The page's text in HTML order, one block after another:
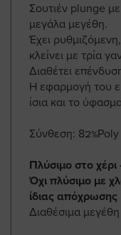
Σουτιέν plunge
μεγάλα μεγέθη.
Έχει
κλείνει με τρία
Διαθέτει
Η εφαρμογή του
ίσια και το
Σύνθεση: 82%Poly
Πλύσιμο στο
Όχι πλύσιμο με
ίδιας απόχρωσης
Διαθέσιμα